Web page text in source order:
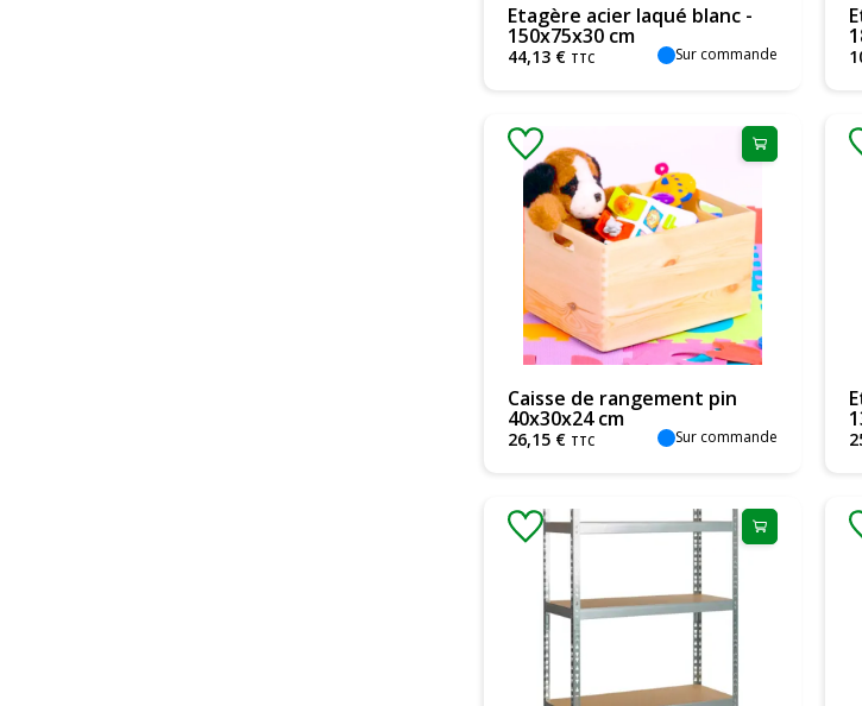
Etagère acier laqué blanc -
150x75x30 cm
44,13 € TTC Sur commande
Caisse de rangement pin
40x30x24 cm
26,15 € TTC Sur commande